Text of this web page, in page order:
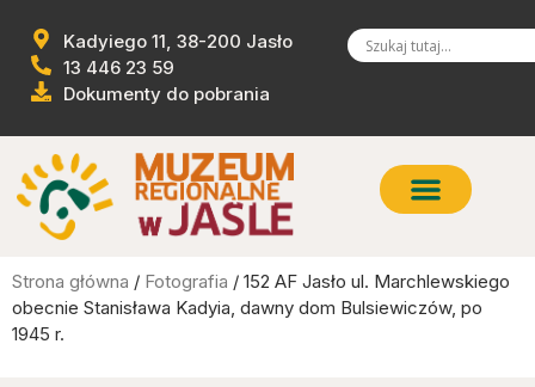
Kadyiego 11, 38-200 Jasło
13 446 23 59
Dokumenty do pobrania
Strona główna / Fotografia / 152 AF Jasło ul. Marchlewskiego
obecnie Stanisława Kadyia, dawny dom Bulsiewiczów, po
1945 r.